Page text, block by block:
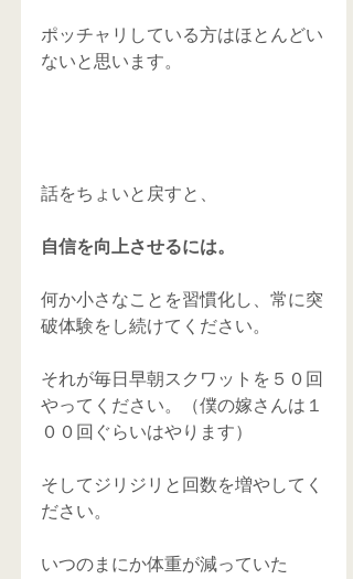
ポッチャリしている方はほとんどい
ないと思います。
話をちょいと戻すと、
自信を向上させるには。
何か小さなことを習慣化し、常に突
破体験をし続けてください。
それが毎日早朝スクワットを５０回
やってください。（僕の嫁さんは１
００回ぐらいはやります）
そしてジリジリと回数を増やしてく
ださい。
いつのまにか体重が減っていた